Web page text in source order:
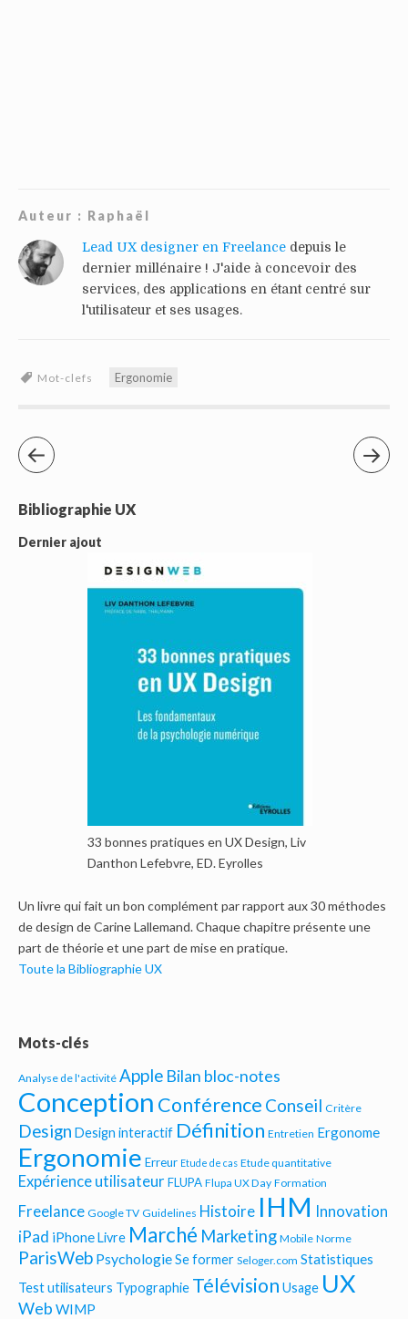
Auteur : Raphaël
Lead UX designer en Freelance depuis le
dernier millénaire ! J'aide à concevoir des
services, des applications en étant centré sur
l'utilisateur et ses usages.
Mot-clefs Ergonomie
Bibliographie UX
Dernier ajout
33 bonnes pratiques en UX Design, Liv
Danthon Lefebvre, ED. Eyrolles
Un livre qui fait un bon complément par rapport aux 30 méthodes
de design de Carine Lallemand. Chaque chapitre présente une
part de théorie et une part de mise en pratique.
Toute la Bibliographie UX
Mots-clés
Analyse de l'activité Apple Bilan bloc-notes
Conception Conférence Conseil Critère
Design Design interactif Définition Entretien Ergonome
Ergonomie Erreur Etude de cas Etude quantitative
Expérience utilisateur FLUPA Flupa UX Day Formation
Freelance Google TV Guidelines Histoire IHM Innovation
iPad iPhoneLivre Marché Marketing Mobile Norme
ParisWeb PsychologieSe former Seloger.com Statistiques
Test utilisateurs Typographie Télévision Usage UX
Web WIMP